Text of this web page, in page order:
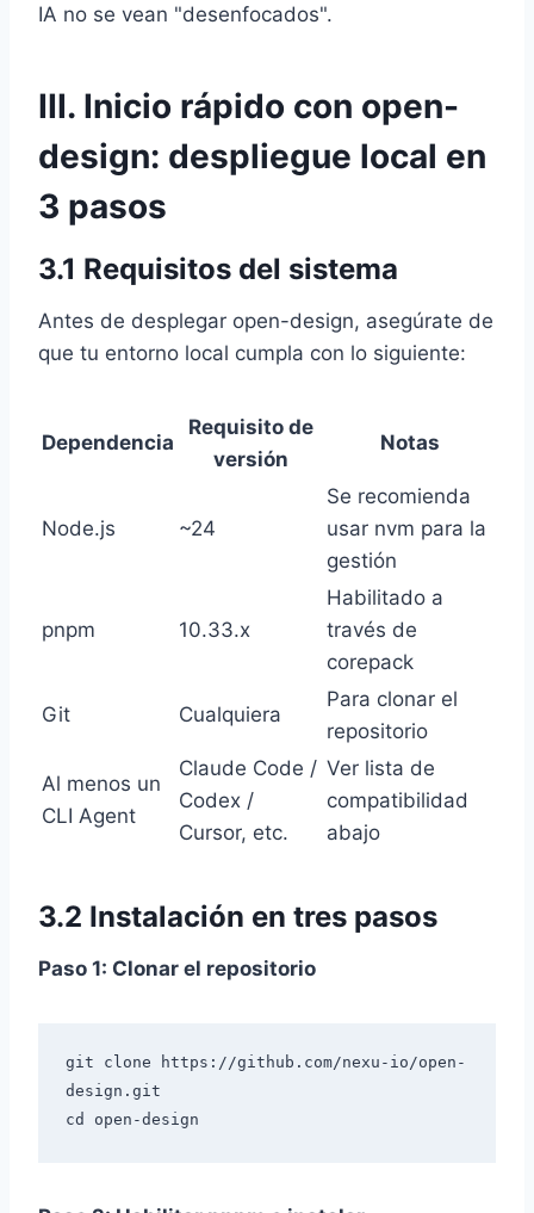
IA no se vean "desenfocados".
III. Inicio rápido con open-
design: despliegue local en
3 pasos
3.1 Requisitos del sistema
Antes de desplegar open-design, asegúrate de
que tu entorno local cumpla con lo siguiente:
Dependencia
Requisito de
versión
Notas
Node.js ~24
Se recomienda
usar nvm para la
gestión
pnpm 10.33.x
Habilitado a
través de
corepack
Git Cualquiera
Para clonar el
repositorio
Al menos un
CLI Agent
Claude Code /
Codex /
Cursor, etc.
Ver lista de
compatibilidad
abajo
3.2 Instalación en tres pasos
Paso 1: Clonar el repositorio
git clone https://github.com/nexu-io/open-
design.git